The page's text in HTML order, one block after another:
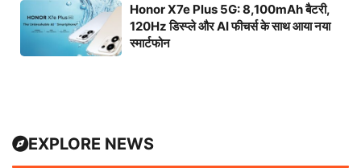
Honor X7e Plus 5G: 8,100mAh बैटरी,
120Hz डिस्प्ले और AI फीचर्स के साथ आया नया
स्मार्टफोन
EXPLORE NEWS